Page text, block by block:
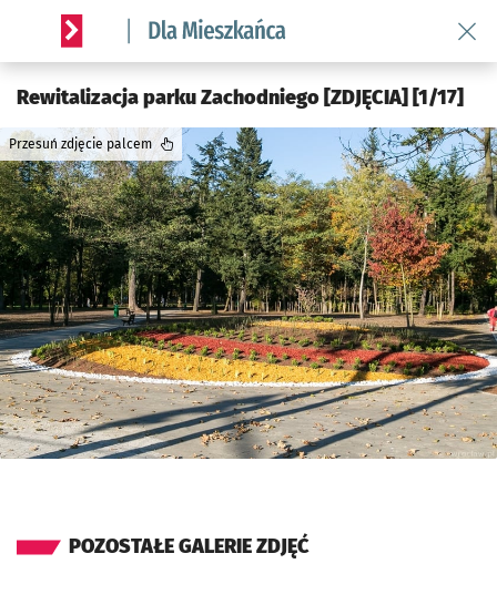
Serwis informacyjny wroclaw.pl podserwis: Dla mieszkańca
Rewitalizacja parku Zachodniego [ZDJĘCIA] [1/17]
Przesuń zdjęcie palcem
POZOSTAŁE GALERIE ZDJĘĆ